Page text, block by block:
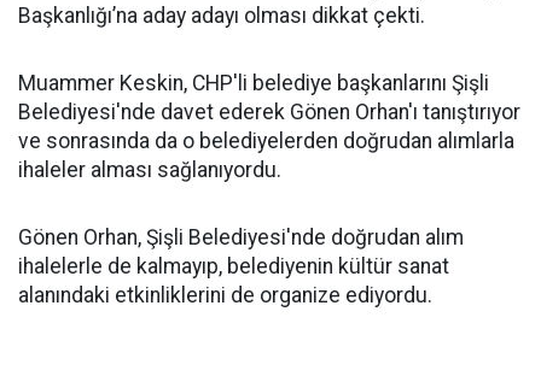
Başkanlığı’na aday adayı olması dikkat çekti.
Muammer Keskin, CHP'li belediye başkanlarını Şişli
Belediyesi'nde davet ederek Gönen Orhan'ı tanıştırıyor
ve sonrasında da o belediyelerden doğrudan alımlarla
ihaleler alması sağlanıyordu.
Gönen Orhan, Şişli Belediyesi'nde doğrudan alım
ihalelerle de kalmayıp, belediyenin kültür sanat
alanındaki etkinliklerini de organize ediyordu.